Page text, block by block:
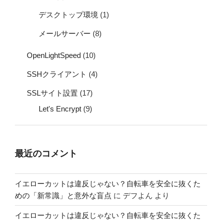
デスクトップ環境 (1)
メールサーバー (8)
OpenLightSpeed (10)
SSHクライアント (4)
SSLサイト設置 (17)
Let's Encrypt (9)
最近のコメント
イエローカットは違反じゃない？自転車を安全に抜くた
めの「新常識」と意外な盲点 に デフよん より
イエローカットは違反じゃない？自転車を安全に抜くた